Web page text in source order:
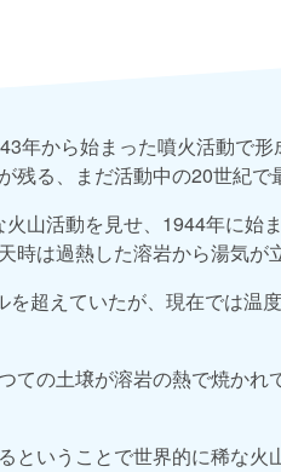
年から始まった噴火活動で形
残る、まだ活動中の20世紀で
山活動を見せ、1944年に始
時は過熱した溶岩から湯気が
を超えていたが、現在では温
ての土壌が溶岩の熱で焼かれ
ということで世界的に稀な火山